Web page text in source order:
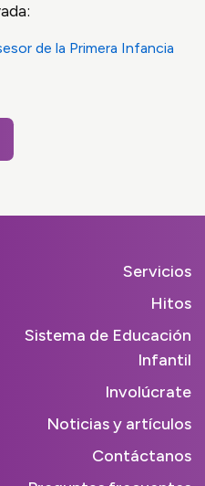
de la Primera Infancia
Servicios
Hitos
Sistema de Educación
Infantil
Involúcrate
Noticias y artículos
Contáctanos